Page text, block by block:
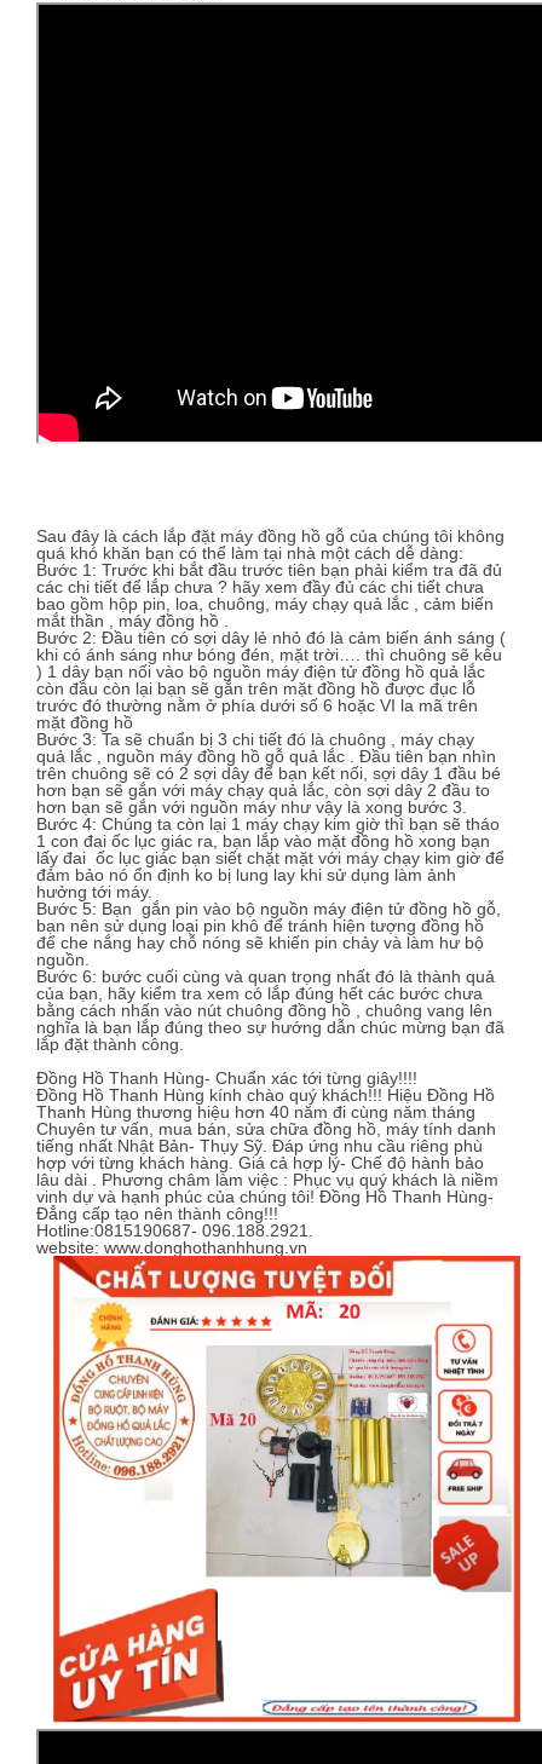
Sau đây là cách lắp đặt máy đồng hồ gỗ của chúng tôi không
quá khó khăn bạn có thể làm tại nhà một cách dễ dàng:
Bước 1: Trước khi bắt đầu trước tiên bạn phải kiểm tra đã đủ
các chi tiết để lắp chưa ? hãy xem đầy đủ các chi tiết chưa
bao gồm hộp pin, loa, chuông, máy chạy quả lắc , cảm biến
mắt thần , máy đồng hồ .
Bước 2: Đầu tiên có sợi dây lẻ nhỏ đó là cảm biến ánh sáng (
khi có ánh sáng như bóng đén, mặt trời…. thì chuông sẽ kêu
) 1 dây bạn nối vào bộ nguồn máy điện tử đồng hồ quả lắc
còn đầu còn lại bạn sẽ gắn trên mặt đồng hồ được đục lỗ
trước đó thường nằm ở phía dưới số 6 hoặc VI la mã trên
mặt đồng hồ
Bước 3: Ta sẽ chuẩn bị 3 chi tiết đó là chuông , máy chạy
quả lắc , nguồn máy đồng hồ gỗ quả lắc . Đầu tiên bạn nhìn
trên chuông sẽ có 2 sợi dây để bạn kết nối, sợi dây 1 đầu bé
hơn bạn sẽ gắn với máy chạy quả lắc, còn sợi dây 2 đầu to
hơn bạn sẽ gắn với nguồn máy như vậy là xong bước 3.
Bước 4: Chúng ta còn lại 1 máy chạy kim giờ thì bạn sẽ tháo
1 con đai ốc lục giác ra, bạn lắp vào mặt đồng hồ xong bạn
lấy đai ốc lục giác bạn siết chặt mặt với máy chạy kim giờ để
đảm bảo nó ổn định ko bị lung lay khi sử dụng làm ảnh
hưởng tới máy.
Bước 5: Bạn gắn pin vào bộ nguồn máy điện tử đồng hồ gỗ,
bạn nên sử dụng loại pin khô để tránh hiện tượng đồng hồ
để che nắng hay chỗ nóng sẽ khiến pin chảy và làm hư bộ
nguồn.
Bước 6: bước cuối cùng và quan trọng nhất đó là thành quả
của bạn, hãy kiểm tra xem có lắp đúng hết các bước chưa
bằng cách nhấn vào nút chuông đồng hồ , chuông vang lên
nghĩa là bạn lắp đúng theo sự hướng dẫn chúc mừng bạn đã
lắp đặt thành công.
Đồng Hồ Thanh Hùng- Chuẩn xác tới từng giây!!!!
Đồng Hồ Thanh Hùng kính chào quý khách!!! Hiệu Đồng Hồ
Thanh Hùng thương hiệu hơn 40 năm đi cùng năm tháng
Chuyên tư vấn, mua bán, sửa chữa đồng hồ, máy tính danh
tiếng nhất Nhật Bản- Thụy Sỹ. Đáp ứng nhu cầu riêng phù
hợp với từng khách hàng. Giá cả hợp lý- Chế độ hành bảo
lâu dài . Phương châm làm việc : Phục vụ quý khách là niềm
vinh dự và hạnh phúc của chúng tôi! Đồng Hồ Thanh Hùng-
Đẳng cấp tạo nên thành công!!!
Hotline:0815190687- 096.188.2921.
website: www.donghothanhhung.vn